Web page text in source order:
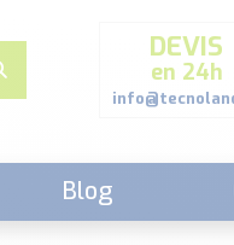
DEVIS
en 24h
Blog